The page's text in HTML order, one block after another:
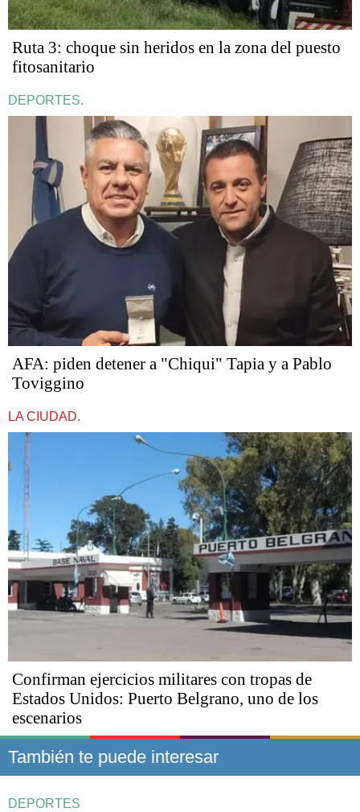
Ruta 3: choque sin heridos en la zona del puesto
fitosanitario
DEPORTES.
AFA: piden detener a "Chiqui" Tapia y a Pablo
Toviggino
LA CIUDAD.
Confirman ejercicios militares con tropas de
Estados Unidos: Puerto Belgrano, uno de los
escenarios
También te puede interesar
DEPORTES